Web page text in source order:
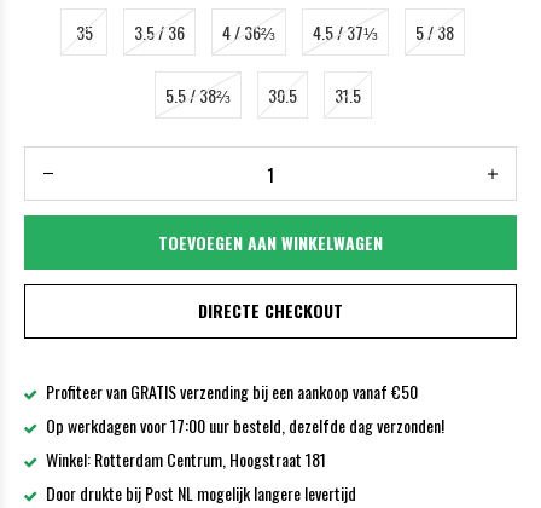
35 3.5 / 36 4 / 36⅔ 4.5 / 37⅓ 5 / 38
5.5 / 38⅔ 30.5 31.5
TOEVOEGEN AAN WINKELWAGEN
DIRECTE CHECKOUT
Profiteer van GRATIS verzending bij een aankoop vanaf €50
Op werkdagen voor 17:00 uur besteld, dezelfde dag verzonden!
Winkel: Rotterdam Centrum, Hoogstraat 181
Door drukte bij Post NL mogelijk langere levertijd